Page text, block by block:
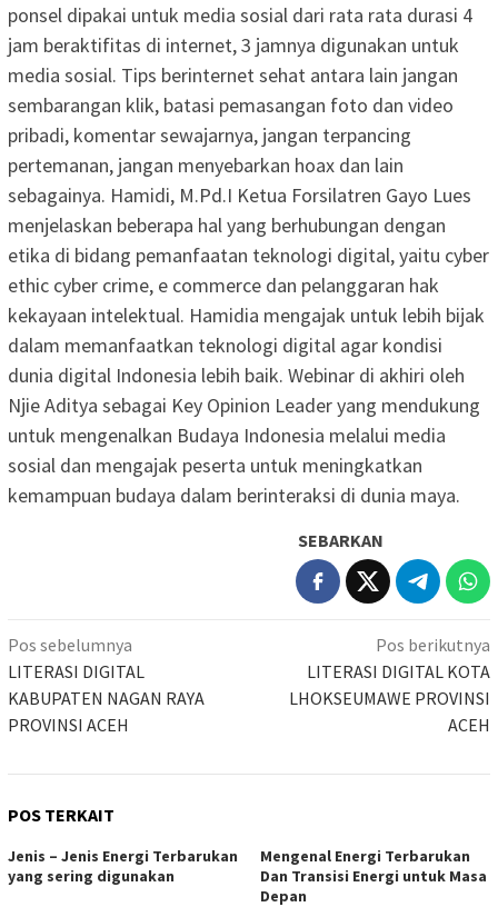
ponsel dipakai untuk media sosial dari rata rata durasi 4
jam beraktifitas di internet, 3 jamnya digunakan untuk
media sosial. Tips berinternet sehat antara lain jangan
sembarangan klik, batasi pemasangan foto dan video
pribadi, komentar sewajarnya, jangan terpancing
pertemanan, jangan menyebarkan hoax dan lain
sebagainya. Hamidi, M.Pd.I Ketua Forsilatren Gayo Lues
menjelaskan beberapa hal yang berhubungan dengan
etika di bidang pemanfaatan teknologi digital, yaitu cyber
ethic cyber crime, e commerce dan pelanggaran hak
kekayaan intelektual. Hamidia mengajak untuk lebih bijak
dalam memanfaatkan teknologi digital agar kondisi
dunia digital Indonesia lebih baik. Webinar di akhiri oleh
Njie Aditya sebagai Key Opinion Leader yang mendukung
untuk mengenalkan Budaya Indonesia melalui media
sosial dan mengajak peserta untuk meningkatkan
kemampuan budaya dalam berinteraksi di dunia maya.
SEBARKAN
Navigasi
pos
Pos sebelumnya
LITERASI DIGITAL
KABUPATEN NAGAN RAYA
PROVINSI ACEH
Pos berikutnya
LITERASI DIGITAL KOTA
LHOKSEUMAWE PROVINSI
ACEH
POS TERKAIT
Jenis – Jenis Energi Terbarukan
yang sering digunakan
Mengenal Energi Terbarukan
Dan Transisi Energi untuk Masa
Depan